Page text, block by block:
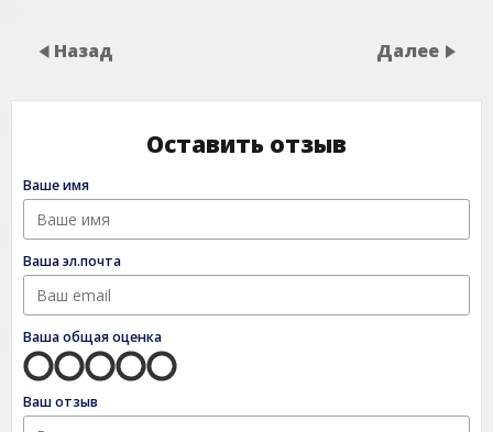
Назад Далее
Оставить отзыв
Ваше имя
Ваша эл.почта
Ваша общая оценка
Ваш отзыв